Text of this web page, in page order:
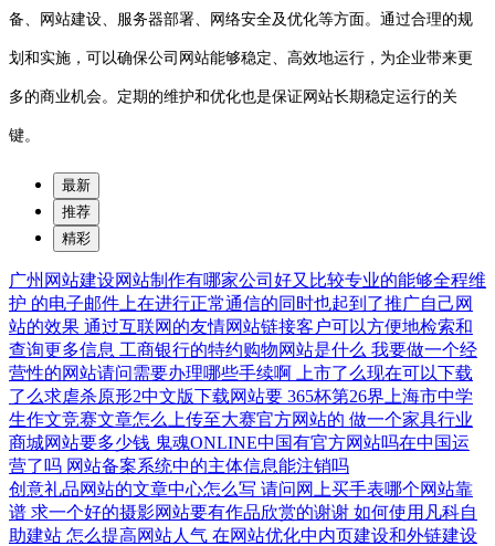
备、网站建设、服务器部署、网络安全及优化等方面。通过合理的规
划和实施，可以确保公司网站能够稳定、高效地运行，为企业带来更
多的商业机会。定期的维护和优化也是保证网站长期稳定运行的关
键。
最新
推荐
精彩
广州网站建设网站制作有哪家公司好又比较专业的能够全程维
护 的电子邮件上在进行正常通信的同时也起到了推广自己网
站的效果 通过互联网的友情网站链接客户可以方便地检索和
查询更多信息 工商银行的特约购物网站是什么 我要做一个经
营性的网站请问需要办理哪些手续啊
上市了么现在可以下载
了么求虐杀原形2中文版下载网站要 365杯第26界上海市中学
生作文竞赛文章怎么上传至大赛官方网站的 做一个家具行业
商城网站要多少钱 鬼魂ONLINE中国有官方网站吗在中国运
营了吗 网站备案系统中的主体信息能注销吗
创意礼品网站的文章中心怎么写 请问网上买手表哪个网站靠
谱 求一个好的摄影网站要有作品欣赏的谢谢 如何使用凡科自
助建站 怎么提高网站人气 在网站优化中内页建设和外链建设